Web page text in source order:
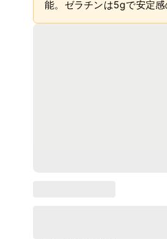
能。ゼラチンは5gで安定感